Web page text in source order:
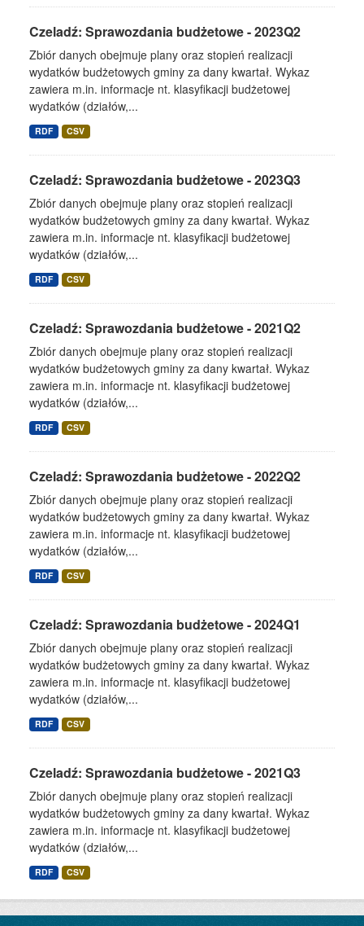
Czeladź: Sprawozdania budżetowe - 2023Q2
Zbiór danych obejmuje plany oraz stopień realizacji
wydatków budżetowych gminy za dany kwartał. Wykaz
zawiera m.in. informacje nt. klasyfikacji budżetowej
wydatków (działów,...
RDF CSV
Czeladź: Sprawozdania budżetowe - 2023Q3
Zbiór danych obejmuje plany oraz stopień realizacji
wydatków budżetowych gminy za dany kwartał. Wykaz
zawiera m.in. informacje nt. klasyfikacji budżetowej
wydatków (działów,...
RDF CSV
Czeladź: Sprawozdania budżetowe - 2021Q2
Zbiór danych obejmuje plany oraz stopień realizacji
wydatków budżetowych gminy za dany kwartał. Wykaz
zawiera m.in. informacje nt. klasyfikacji budżetowej
wydatków (działów,...
RDF CSV
Czeladź: Sprawozdania budżetowe - 2022Q2
Zbiór danych obejmuje plany oraz stopień realizacji
wydatków budżetowych gminy za dany kwartał. Wykaz
zawiera m.in. informacje nt. klasyfikacji budżetowej
wydatków (działów,...
RDF CSV
Czeladź: Sprawozdania budżetowe - 2024Q1
Zbiór danych obejmuje plany oraz stopień realizacji
wydatków budżetowych gminy za dany kwartał. Wykaz
zawiera m.in. informacje nt. klasyfikacji budżetowej
wydatków (działów,...
RDF CSV
Czeladź: Sprawozdania budżetowe - 2021Q3
Zbiór danych obejmuje plany oraz stopień realizacji
wydatków budżetowych gminy za dany kwartał. Wykaz
zawiera m.in. informacje nt. klasyfikacji budżetowej
wydatków (działów,...
RDF CSV